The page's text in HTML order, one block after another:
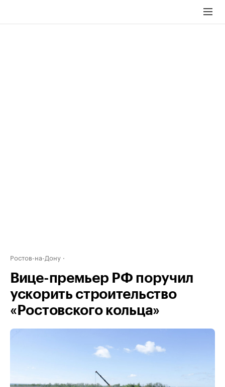
Ростов-на-Дону
Вице-премьер РФ поручил
ускорить строительство
«Ростовского кольца»